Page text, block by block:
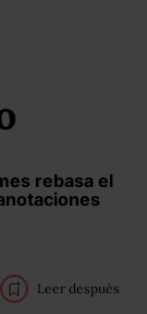
rebasa el
Leer después